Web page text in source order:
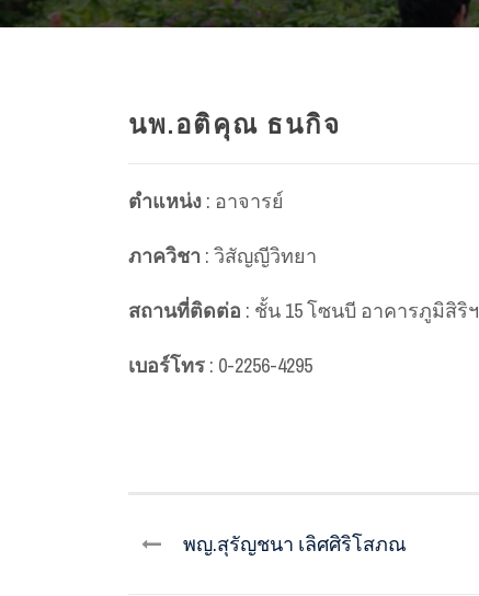
นพ.อติคุณ ธนกิจ
ตำแหน่ง : อาจารย์
ภาควิชา : วิสัญญีวิทยา
สถานที่ติดต่อ : ชั้น 15 โซนบี อาคารภูมิสิริฯ
เบอร์โทร : 0-2256-4295
พญ.สุรัญชนา เลิศศิริโสภณ